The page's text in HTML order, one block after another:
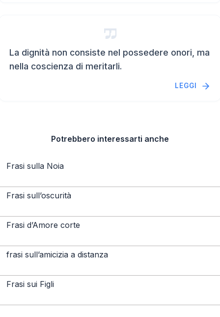
La dignità non consiste nel possedere onori, ma
nella coscienza di meritarli.
LEGGI
Potrebbero interessarti anche
Frasi sulla Noia
Frasi sull’oscurità
Frasi d’Amore corte
frasi sull’amicizia a distanza
Frasi sui Figli